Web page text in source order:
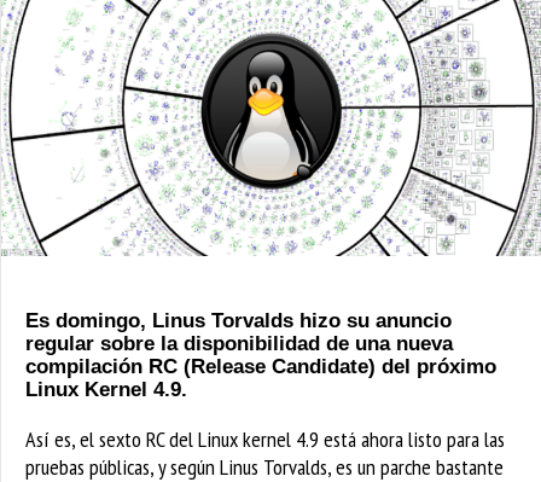
Es domingo, Linus Torvalds hizo su anuncio
regular sobre la disponibilidad de una nueva
compilación RC (Release Candidate) del próximo
Linux Kernel 4.9.
Así es, el sexto RC del Linux kernel 4.9 está ahora listo para las
pruebas públicas, y según Linus Torvalds, es un parche bastante